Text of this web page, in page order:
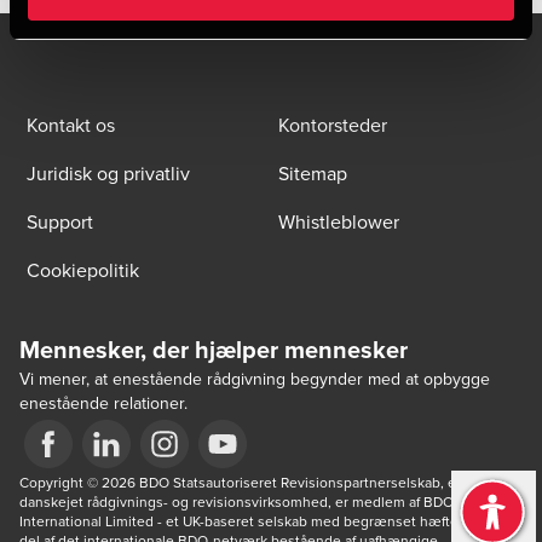
Kontakt os
Kontorsteder
Juridisk og privatliv
Sitemap
Support
Whistleblower
Cookiepolitik
Mennesker, der hjælper mennesker
Vi mener, at enestående rådgivning begynder med at opbygge
enestående relationer.
Opens in a new window/tab
Opens in a new window/tab
Opens in a new window/tab
Opens in a new window/tab
Copyright © 2026 BDO Statsautoriseret Revisionspartnerselskab, en
danskejet rådgivnings- og revisionsvirksomhed, er medlem af BDO
International Limited - et UK-baseret selskab med begrænset hæftelse - og